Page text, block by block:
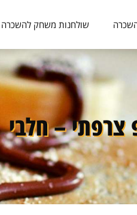
שולחנות משחק להשכרה
צרפתי – חלבי